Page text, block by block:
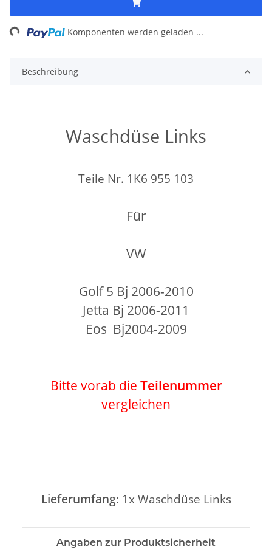
Komponenten werden geladen ...
Beschreibung
Waschdüse Links
Teile Nr. 1K6 955 103
Für
VW
Golf 5 Bj 2006-2010
Jetta Bj 2006-2011
Eos Bj2004-2009
Bitte vorab die Teilenummer
vergleichen
Lieferumfang: 1x Waschdüse Links
Angaben zur Produktsicherheit